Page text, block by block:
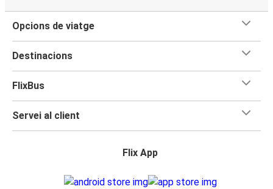
Opcions de viatge
Destinacions
FlixBus
Servei al client
Flix App